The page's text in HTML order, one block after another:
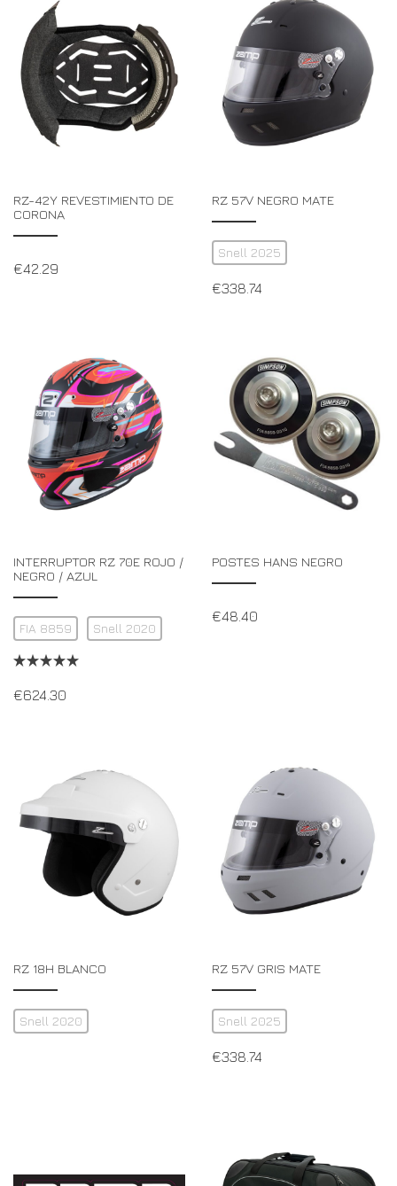
RZ-42Y REVESTIMIENTO DE
CORONA
€42.29
RZ 57V NEGRO MATE
Snell 2025
€338.74
INTERRUPTOR RZ 70E ROJO /
NEGRO / AZUL
FIA 8859 Snell 2020
€624.30
POSTES HANS NEGRO
€48.40
RZ 18H BLANCO
Snell 2020
RZ 57V GRIS MATE
Snell 2025
€338.74